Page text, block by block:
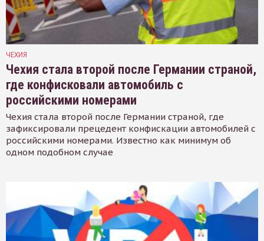
ЧЕХИЯ
Чехия стала второй после Германии страной,
где конфисковали автомобиль с
российскими номерами
Чехия стала второй после Германии страной, где
зафиксировали прецедент конфискации автомобилей с
российскими номерами. Известно как минимум об
одном подобном случае